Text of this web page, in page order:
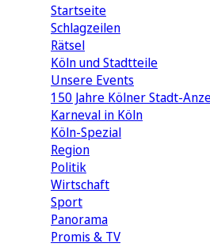
Startseite
Schlagzeilen
Rätsel
Köln und Stadtteile
Unsere Events
150 Jahre Kölner Stadt-
Karneval in Köln
Köln-Spezial
Region
Politik
Wirtschaft
Sport
Panorama
Promis & TV